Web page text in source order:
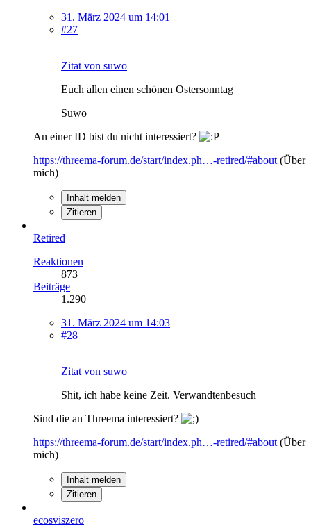
31. März 2024 um 14:01
#27
Zitat von suwo
Euch allen einen schönen Ostersonntag
Suwo
An einer ID bist du nicht interessiert?
https://threema-forum.de/start/index.ph…-retired/#about (Über
mich)
Inhalt melden
Zitieren
Retired
Reaktionen
873
Beiträge
1.290
31. März 2024 um 14:03
#28
Zitat von suwo
Shit, ich habe keine Zeit. Verwandtenbesuch
Sind die an Threema interessiert?
https://threema-forum.de/start/index.ph…-retired/#about (Über
mich)
Inhalt melden
Zitieren
ecosviszero